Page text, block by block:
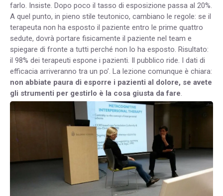
farlo. Insiste. Dopo poco il tasso di esposizione passa al 20%.
A quel punto, in pieno stile teutonico, cambiano le regole: se il
terapeuta non ha esposto il paziente entro le prime quattro
sedute, dovrà portare fisicamente il paziente nel team e
spiegare di fronte a tutti perché non lo ha esposto. Risultato:
il 98% dei terapeuti espone i pazienti. Il pubblico ride. I dati di
efficacia arriveranno tra un po’. La lezione comunque è chiara:
non abbiate paura di esporre i pazienti al dolore, se avete
gli strumenti per gestirlo è la cosa giusta da fare.